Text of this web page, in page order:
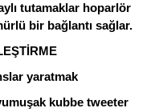
tutamaklar hoparlör
bir bağlantı sağlar.
yaratmak
kubbe tweeter